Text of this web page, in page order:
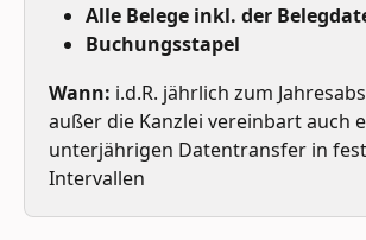
Alle Belege inkl. der
Buchungsstapel
Wann: i.d.R. jährlich zum
außer die Kanzlei vereinbart auch
unterjährigen Datentransfer in
Intervallen